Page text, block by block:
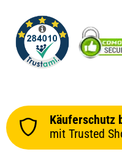
Käuferschutz
mit Trusted